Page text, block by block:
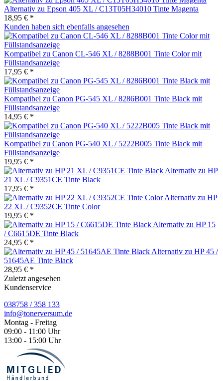
Alternativ zu Epson 405 XL / C13T05H34010 Tinte Magenta
18,95 € *
Kunden haben sich ebenfalls angesehen
Kompatibel zu Canon CL-546 XL / 8288B001 Tinte Color mit
Füllstandsanzeige
17,95 € *
Kompatibel zu Canon PG-545 XL / 8286B001 Tinte Black mit
Füllstandsanzeige
14,95 € *
Kompatibel zu Canon PG-540 XL / 5222B005 Tinte Black mit
Füllstandsanzeige
19,95 € *
Alternativ zu HP
21 XL / C9351CE Tinte Black
17,95 € *
Alternativ zu HP
22 XL / C9352CE Tinte Color
19,95 € *
Alternativ zu HP 15
/ C6615DE Tinte Black
24,95 € *
Alternativ zu HP 45 /
51645AE Tinte Black
28,95 € *
Zuletzt angesehen
Kundenservice
038758 / 358 133
info@tonerversum.de
Montag - Freitag
09:00 - 11:00 Uhr
13:00 - 15:00 Uhr